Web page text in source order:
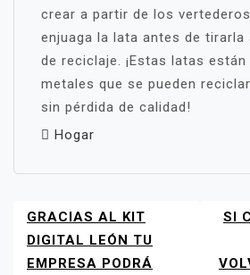
crear a partir de los
enjuaga la lata antes de tirarla
de reciclaje. ¡Estas latas están
metales que se pueden
sin pérdida de calidad!
Hogar
NAVEGACIÓN
DE
ENTRADAS
GRACIAS AL KIT
DIGITAL LEÓN TU
EMPRESA PODRÁ
SI